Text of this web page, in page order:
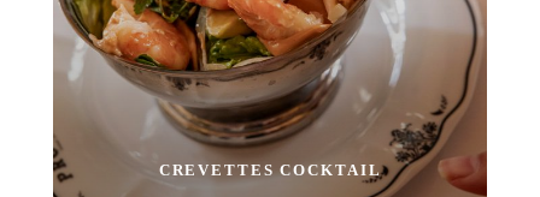
CREVETTES COCKTAIL